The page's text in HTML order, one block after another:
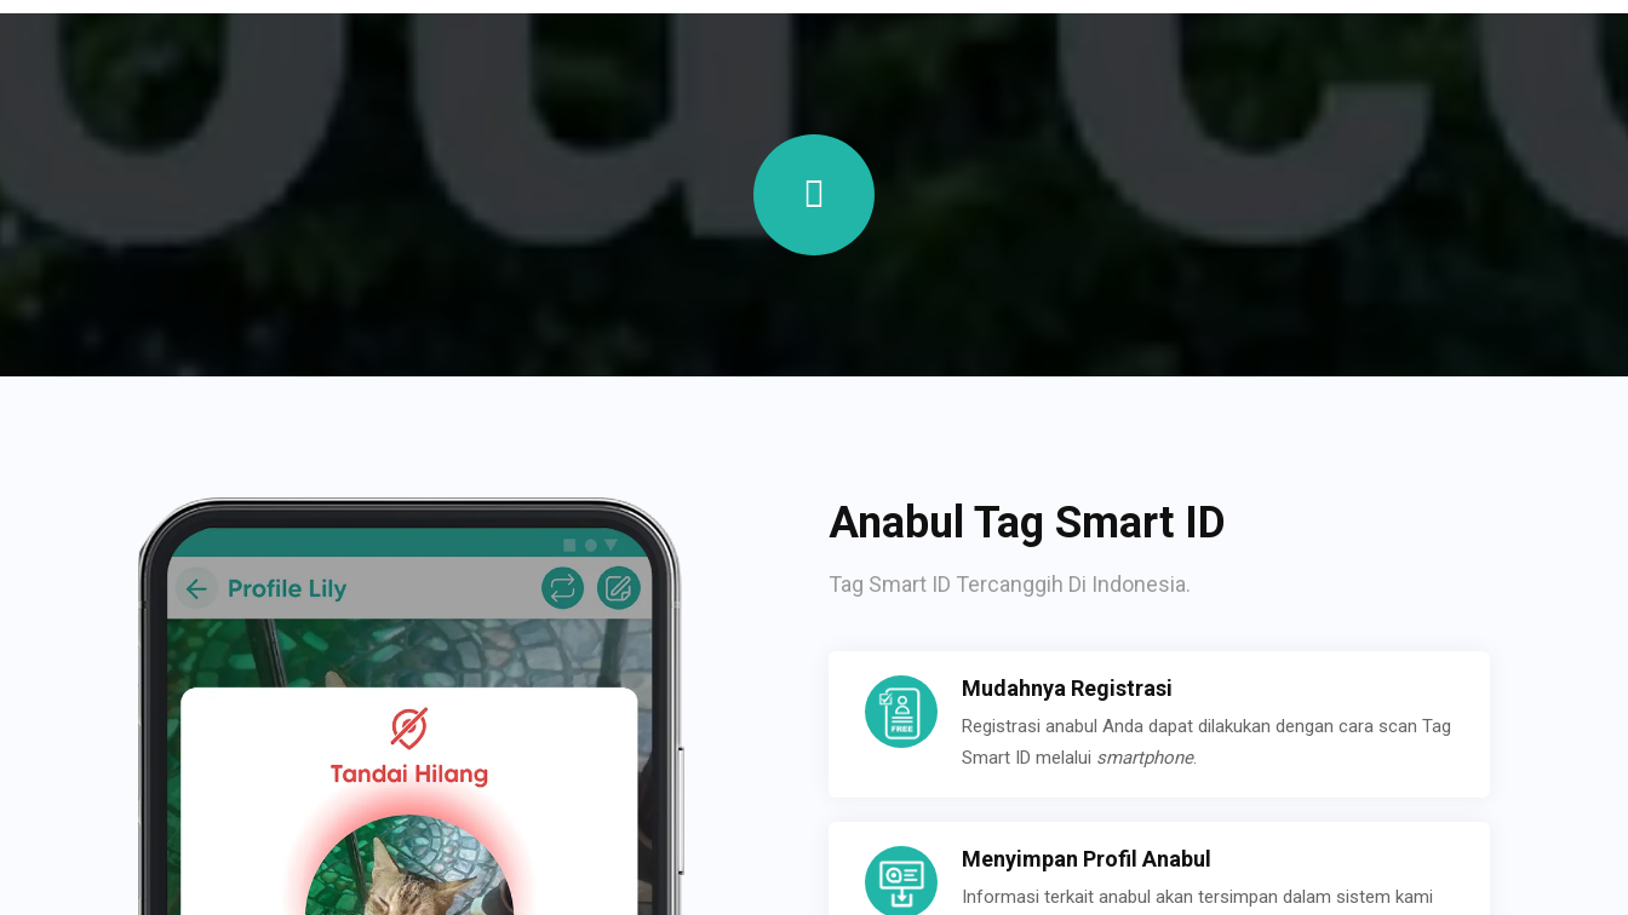
Anabul Tag Smart ID
Tag Smart ID Tercanggih Di Indonesia.
Mudahnya Registrasi
Registrasi anabul Anda dapat dilakukan dengan cara scan Tag
Smart ID melalui smartphone.
Menyimpan Profil Anabul
Informasi terkait anabul akan tersimpan dalam sistem kami